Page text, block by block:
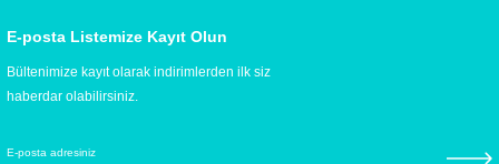
E-posta Listemize Kayıt Olun
Bültenimize kayıt olarak indirimlerden ilk siz
haberdar olabilirsiniz.